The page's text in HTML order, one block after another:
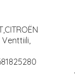
Venttiili,